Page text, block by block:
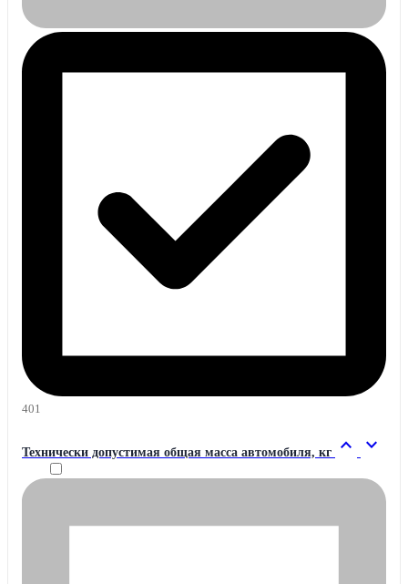
401
Технически допустимая общая масса автомобиля, кг expand_less expand_more